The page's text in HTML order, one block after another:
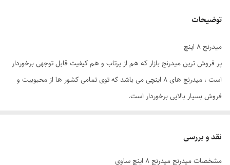
توضیحات
میدرنج 8 اینچ
پر فروش ترین میدرنج بازار که هم از پرتاب و هم کیفیت قابل توجهی برخوردار
است ، میدرنج های 8 اینچی می باشد که توی تمامی کشور ها از محبوبیت و
فروش بسیار بالایی برخوردار است.
به صدای میدرنج های 10 و یا 12 اینچی علاقه ای ندارند.
میدرنج هم مانند تمامی درایوهایی که تحت عنوان بلندگو شناخته می شوند ،
نقد و بررسی
مشخصات میدرنج میدرنج 8 اینچ ساوی